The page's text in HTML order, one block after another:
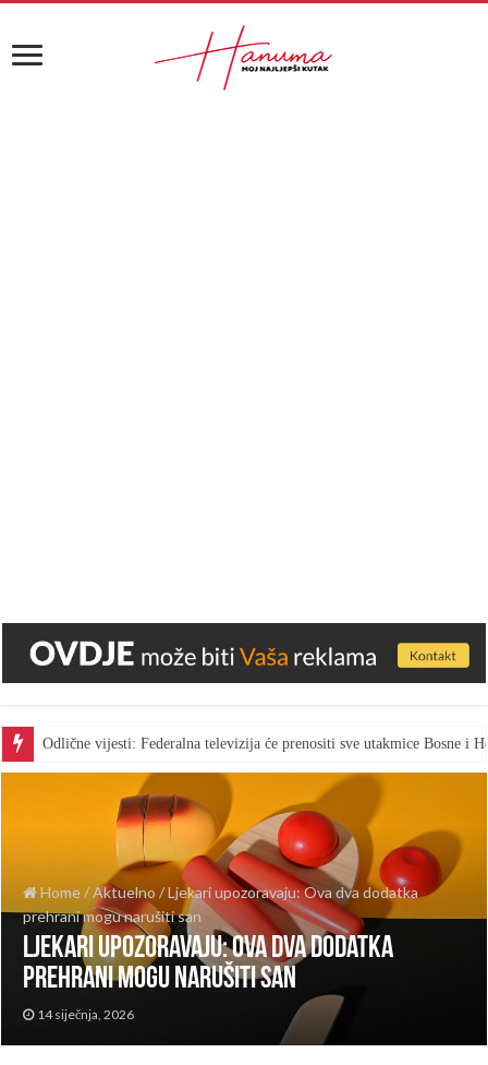
Odlične vijesti: Federalna televizija će prenositi sve utakmice Bosne i
Home/Aktuelno /Ljekari upozoravaju: Ova dva dodatka
prehrani mogu narušiti san
Ljekari upozoravaju: Ova dva dodatka
prehrani mogu narušiti san
14 siječnja, 2026